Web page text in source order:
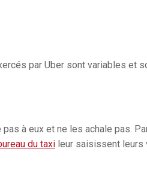
par Uber sont variables et
à eux et ne les achale pas.
du taxi leur saisissent leurs